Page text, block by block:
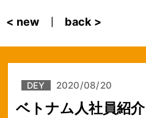
< new back >
DEY 2020/08/20
ベトナム人社員紹介